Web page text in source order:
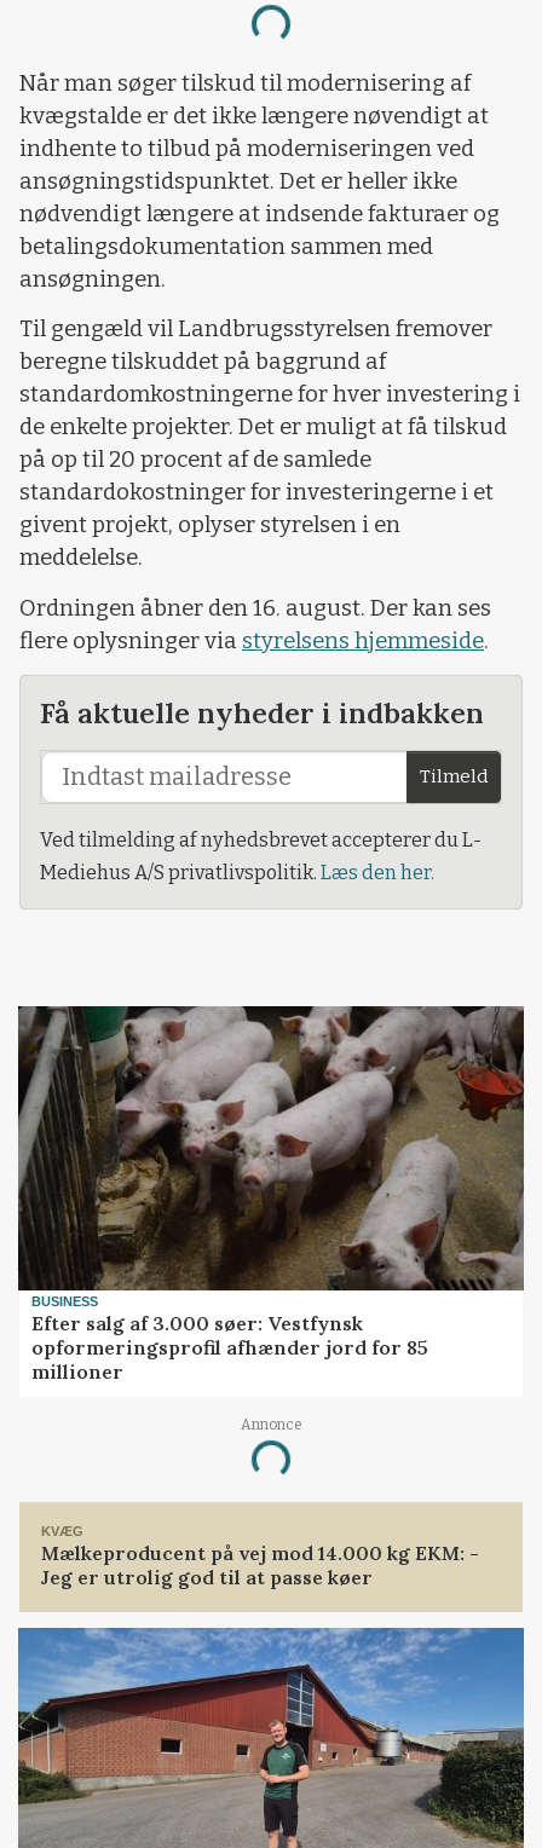
Loading...
Når man søger tilskud til modernisering af
kvægstalde er det ikke længere nøvendigt at
indhente to tilbud på moderniseringen ved
ansøgningstidspunktet. Det er heller ikke
nødvendigt længere at indsende fakturaer og
betalingsdokumentation sammen med
ansøgningen.
Til gengæld vil Landbrugsstyrelsen fremover
beregne tilskuddet på baggrund af
standardomkostningerne for hver investering i
de enkelte projekter. Det er muligt at få tilskud
på op til 20 procent af de samlede
standardokostninger for investeringerne i et
givent projekt, oplyser styrelsen i en
meddelelse.
Ordningen åbner den 16. august. Der kan ses
flere oplysninger via styrelsens hjemmeside.
Få aktuelle nyheder i indbakken
Tilmeld
Ved tilmelding af nyhedsbrevet accepterer du L-
Mediehus A/S privatlivspolitik. Læs den her.
BUSINESS
Efter salg af 3.000 søer: Vestfynsk
opformeringsprofil afhænder jord for 85
millioner
Annonce
Loading...
KVÆG
Mælkeproducent på vej mod 14.000 kg EKM: -
Jeg er utrolig god til at passe køer